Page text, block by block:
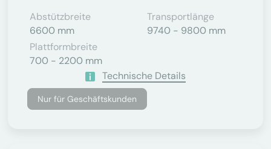
Abstützbreite
6600 mm
Transportlänge
9740 - 9800 mm
Plattformbreite
700 - 2200 mm
Technische Details
Nur für Geschäftskunden